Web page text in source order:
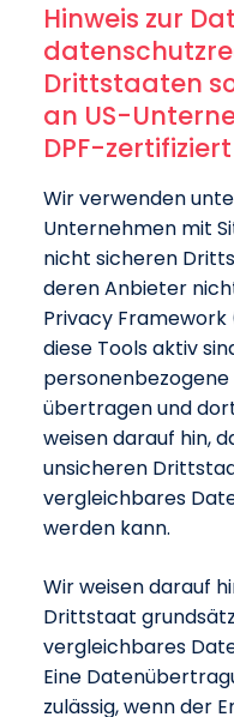
Hinweis zur
Drittstaaten
an US-
DPF-
Wir verwenden
Unternehmen mit
nicht sicheren
deren Anbieter
Privacy Framework
diese Tools aktiv
übertragen und
weisen darauf hin,
unsicheren
vergleichbares
werden kann.
Wir weisen darauf
Drittstaat
vergleichbares
Eine
zulässig, wenn der